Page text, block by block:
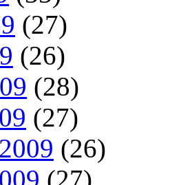
(27)
(26)
(28)
(27)
(26)
(27)